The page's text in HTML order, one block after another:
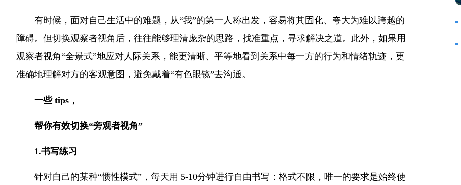
有时候，面对自己生活中的难题，从“我”的第一人称出发，容易将其固化、夸大为难以跨越的
障碍。但切换观察者视角后，往往能够理清庞杂的思路，找准重点，寻求解决之道。此外，如果用
观察者视角“全景式”地应对人际关系，能更清晰、平等地看到关系中每一方的行为和情绪轨迹，更
准确地理解对方的客观意图，避免戴着“有色眼镜”去沟通。
一些 tips，
帮你有效切换“旁观者视角”
1.书写练习
针对自己的某种“惯性模式”，每天用 5-10分钟进行自由书写：格式不限，唯一的要求是始终使